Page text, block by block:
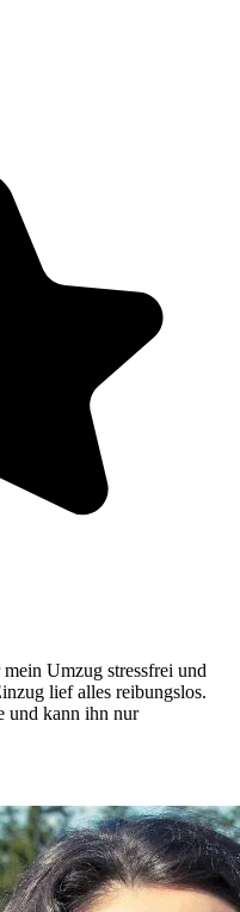
Umzug stressfrei und
lief alles reibungslos.
und kann ihn nur